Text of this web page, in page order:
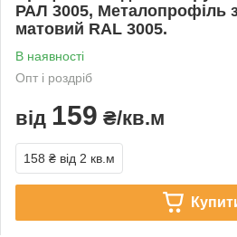
РАЛ 3005, Металопрофіль
матовий RAL 3005.
В наявності
Опт і роздріб
від 159 ₴/кв.м
158 ₴ від 2 кв.м